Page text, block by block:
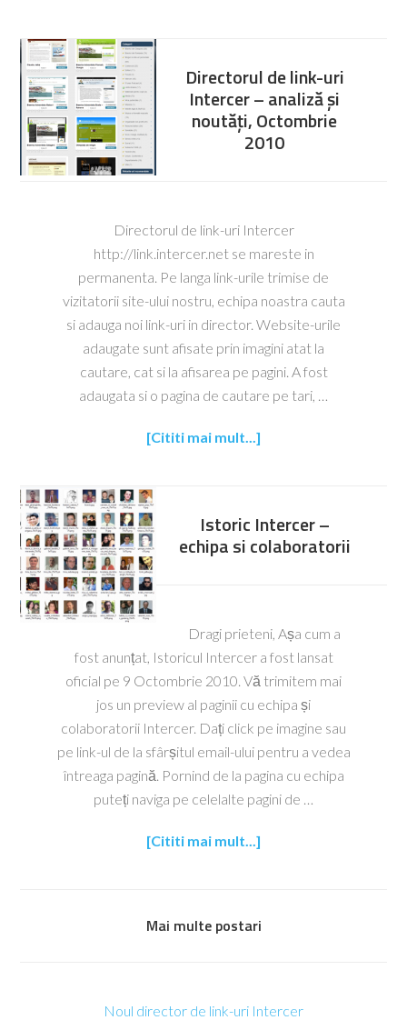
Directorul de link-uri
Intercer – analiză și
noutăți, Octombrie
2010
Directorul de link-uri Intercer
http://link.intercer.net se mareste in
permanenta. Pe langa link-urile trimise de
vizitatorii site-ului nostru, echipa noastra cauta
si adauga noi link-uri in director. Website-urile
adaugate sunt afisate prin imagini atat la
cautare, cat si la afisarea pe pagini. A fost
adaugata si o pagina de cautare pe tari, …
[Cititi mai mult...]
Istoric Intercer –
echipa si colaboratorii
Dragi prieteni, Așa cum a
fost anunțat, Istoricul Intercer a fost lansat
oficial pe 9 Octombrie 2010. Vă trimitem mai
jos un preview al paginii cu echipa și
colaboratorii Intercer. Dați click pe imagine sau
pe link-ul de la sfârșitul email-ului pentru a vedea
întreaga pagină. Pornind de la pagina cu echipa
puteți naviga pe celelalte pagini de …
[Cititi mai mult...]
Mai multe postari
Noul director de link-uri Intercer